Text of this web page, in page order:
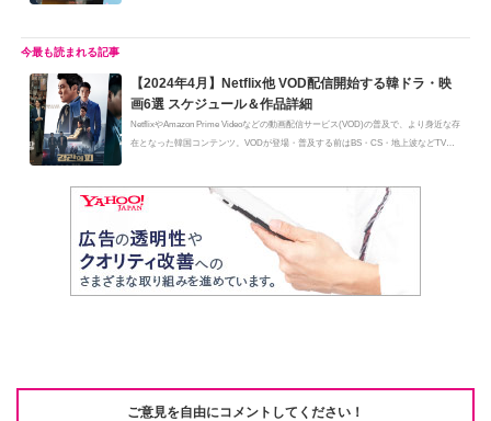
【2024年4月】Netflix他 VOD配信開始する韓ドラ・映
画6選 スケジュール＆作品詳細
NetflixやAmazon Prime Videoなどの動画配信サービス(VOD)の普及で、より身近な存
在となった韓国コンテンツ。VODが登場・普及する前はBS・CS・地上波などTV
ご意見を自由にコメントしてください！